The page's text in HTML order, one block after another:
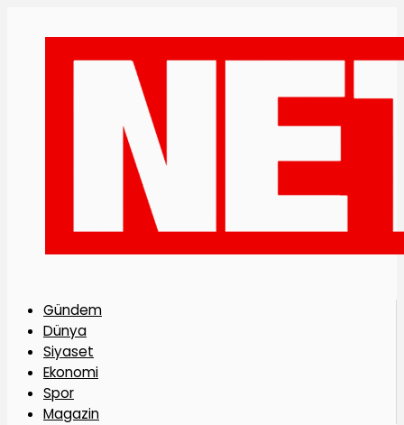
Gündem
Dünya
Siyaset
Ekonomi
Spor
Magazin